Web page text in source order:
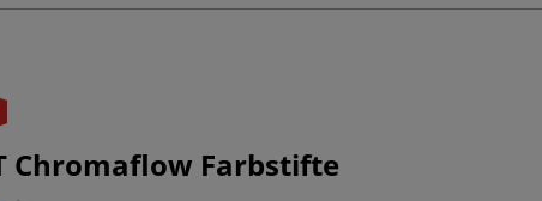
Chromaflow Farbstifte